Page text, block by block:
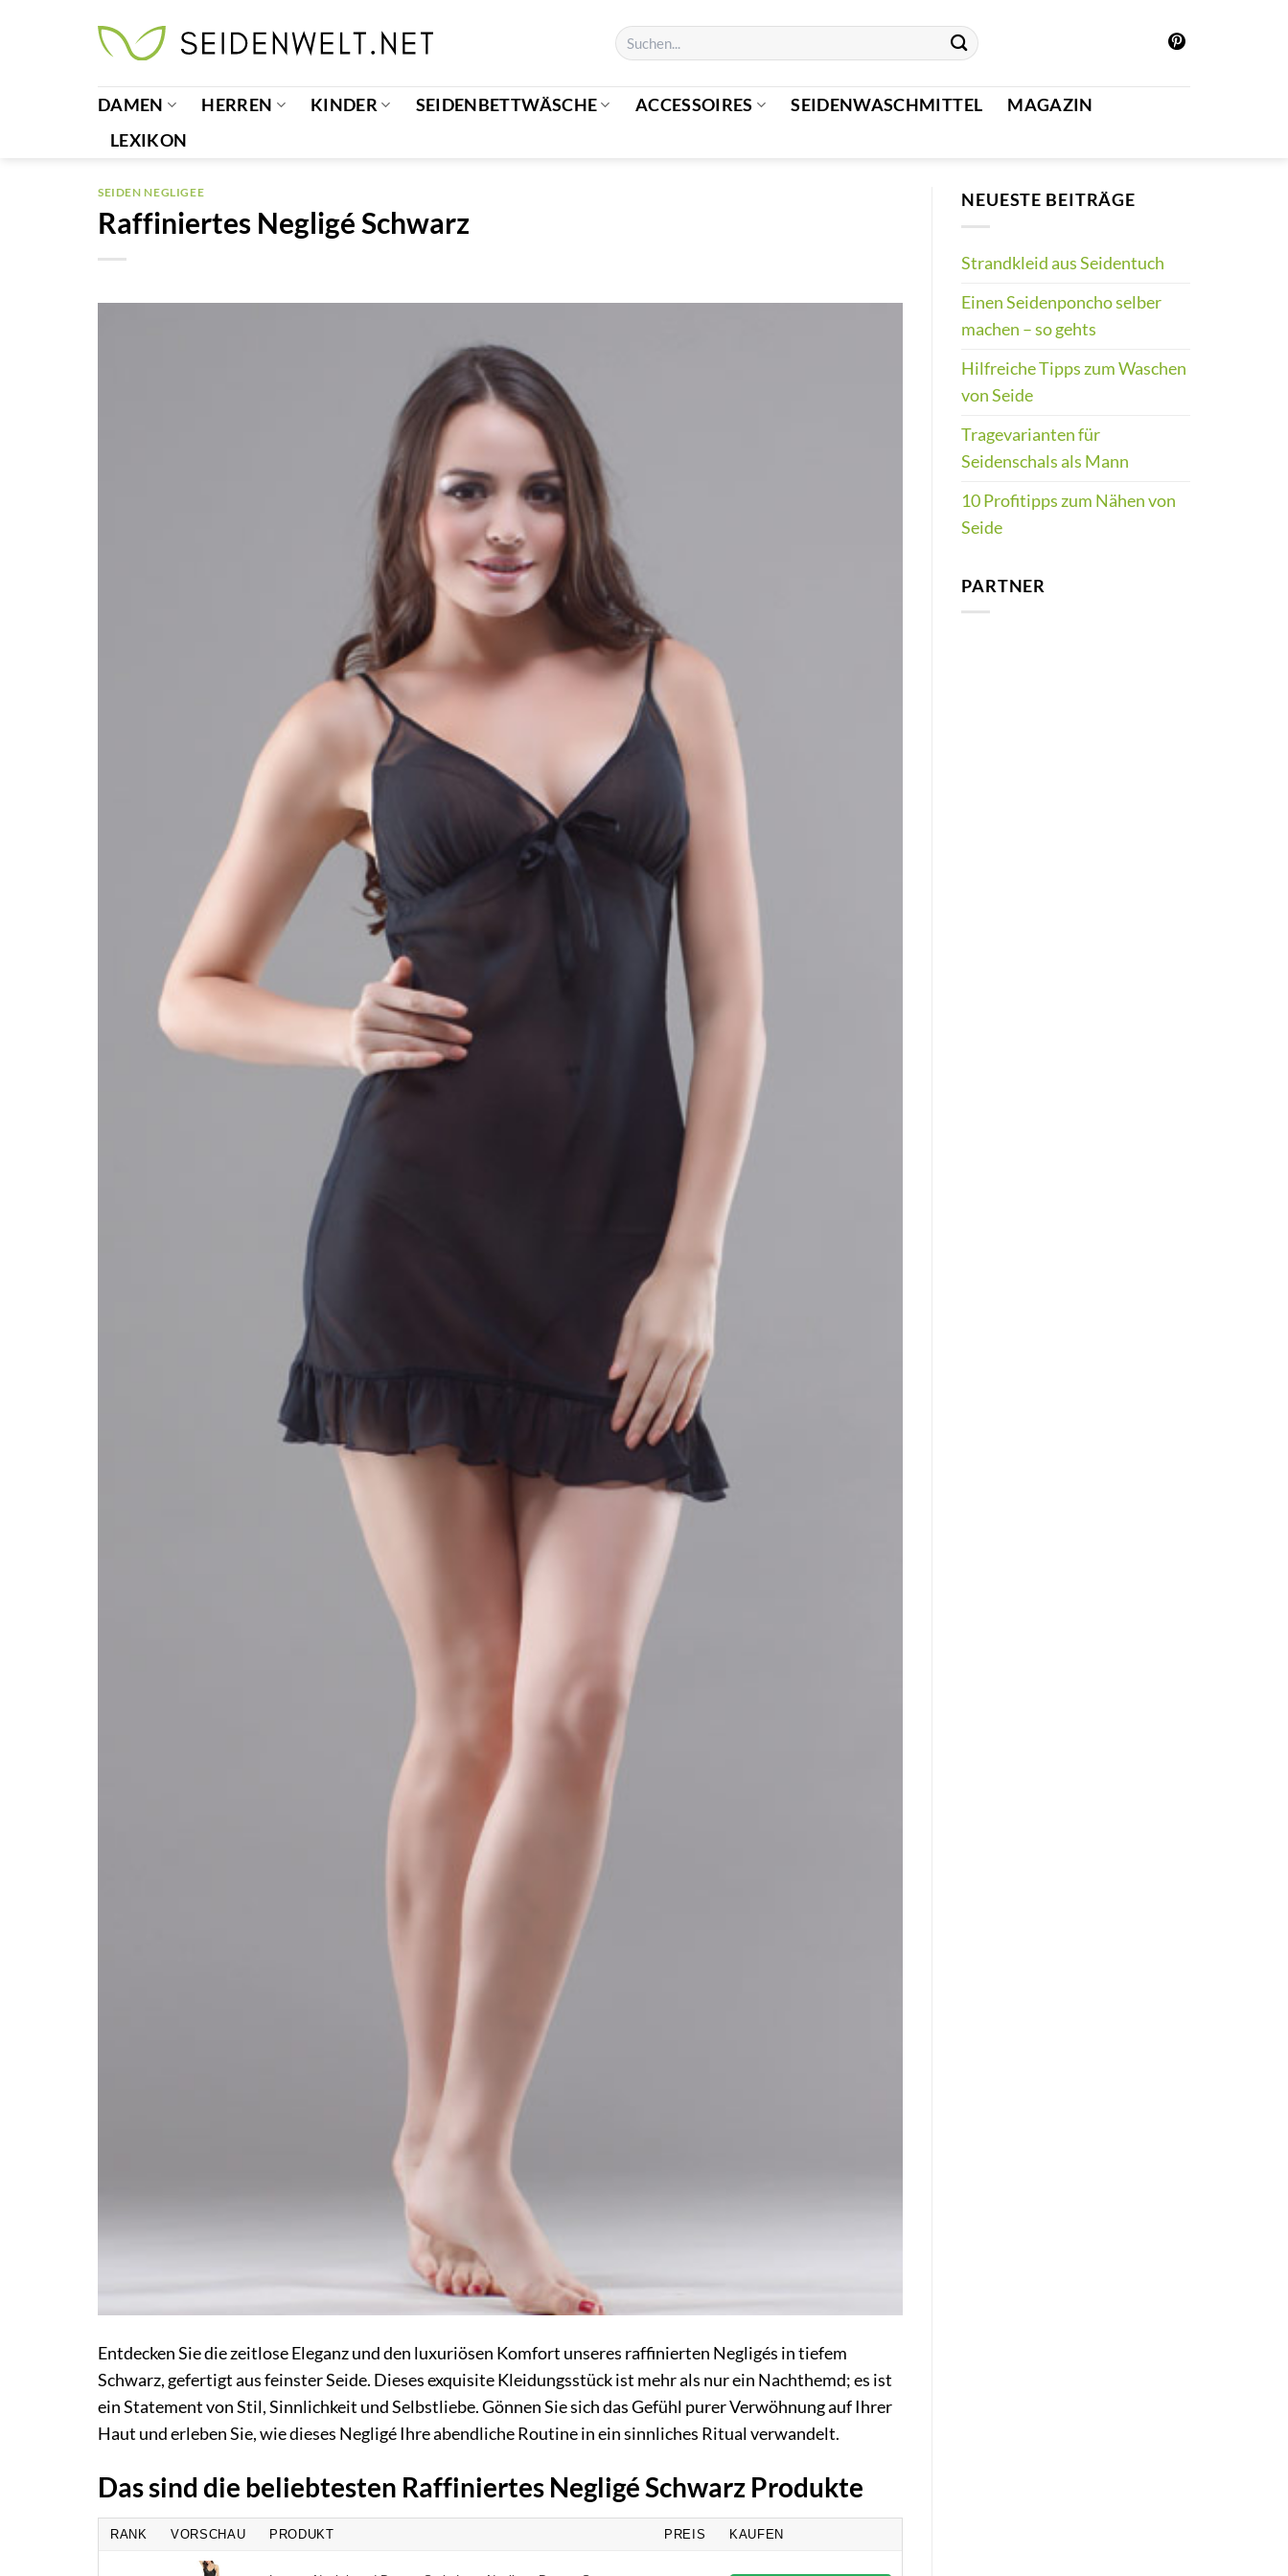
DAMEN
HERREN KINDER SEIDENBETTWÄSCHE ACCESSOIRES SEIDENWASCHMITTEL
MAGAZIN
LEXIKON
SEIDEN NEGLIGEE
Raffiniertes Negligé Schwarz
Entdecken Sie die zeitlose Eleganz und den luxuriösen Komfort unseres raffinierten Negligés in tiefem
Schwarz, gefertigt aus feinster Seide. Dieses exquisite Kleidungsstück ist mehr als nur ein Nachthemd; es ist
ein Statement von Stil, Sinnlichkeit und Selbstliebe. Gönnen Sie sich das Gefühl purer Verwöhnung auf Ihrer
Haut und erleben Sie, wie dieses Negligé Ihre abendliche Routine in ein sinnliches Ritual verwandelt.
Das sind die beliebtesten Raffiniertes Negligé Schwarz Produkte
RANK VORSCHAU PRODUKT PREIS KAUFEN
NEUESTE BEITRÄGE
Strandkleid aus Seidentuch
Einen Seidenponcho selber
machen – so gehts
Hilfreiche Tipps zum Waschen
von Seide
Tragevarianten für
Seidenschals als Mann
10 Profitipps zum Nähen von
Seide
PARTNER